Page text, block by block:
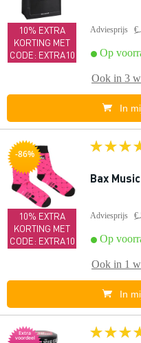
10% EXTRA
KORTING MET
CODE: EXTRA10
Adviesprijs €
Op
Ook in 3
In
-86%
10% EXTRA
KORTING MET
CODE: EXTRA10
Bax
Adviesprijs €
Op
Ook in 1
In
Extra
voordeel